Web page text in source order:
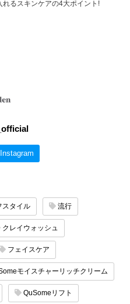
れるスキンケアの4大ポイント!
スタイル 流行
クレイウォッシュ
フェイスケア
モイスチャーリッチクリーム
QuSomeリフト